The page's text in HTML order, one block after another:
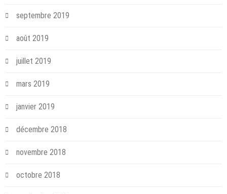
septembre 2019
août 2019
juillet 2019
mars 2019
janvier 2019
décembre 2018
novembre 2018
octobre 2018